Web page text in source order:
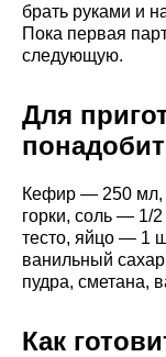
брать руками и
Пока первая
следующую.
Для
Кефир — 250 мл,
горки, соль — 1/
тесто, яйцо — 1
ванильный
пудра, сметана,
Как